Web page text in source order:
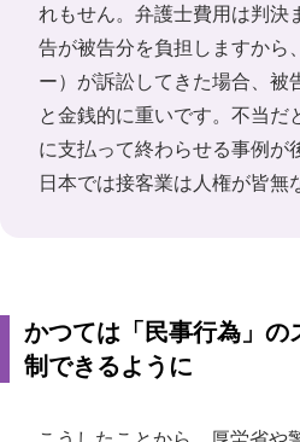
れもせん。弁護士費用は判決
告が被告分を負担しますから
ー）が訴訟してきた場合、被
と金銭的に重いです。不当だ
に支払って終わらせる事例が
日本では接客業は人権が皆無
かつては「民事行為」の
制できるように